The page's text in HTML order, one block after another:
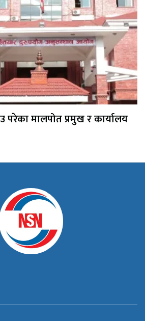
मालपोत प्रमुख र कार्यालय